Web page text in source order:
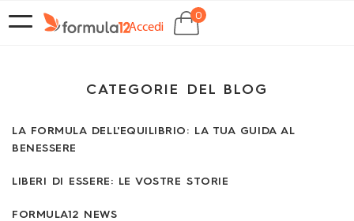
navigazione
Toggle
Accedi
0
CATEGORIE DEL BLOG
LA FORMULA DELL'EQUILIBRIO: LA TUA GUIDA AL
BENESSERE
LIBERI DI ESSERE: LE VOSTRE STORIE
FORMULA12 NEWS
SHOCKBOX
SIAMO
CONTATTI